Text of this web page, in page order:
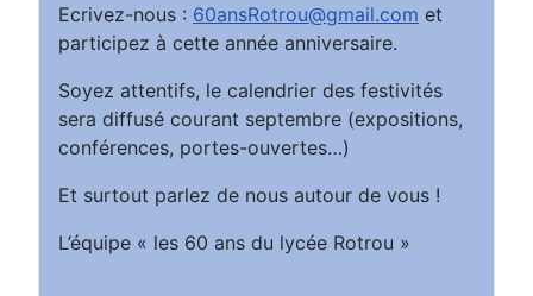
Ecrivez-nous : 60ansRotrou@gmail.com et
participez à cette année anniversaire.
Soyez attentifs, le calendrier des festivités
sera diffusé courant septembre (expositions,
conférences, portes-ouvertes…)
Et surtout parlez de nous autour de vous !
L’équipe « les 60 ans du lycée Rotrou »